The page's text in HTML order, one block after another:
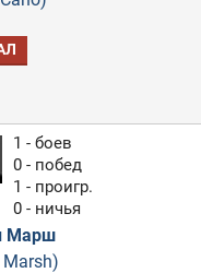
1 - боев
0 - побед
1 - проигр.
0 - ничья
Марш